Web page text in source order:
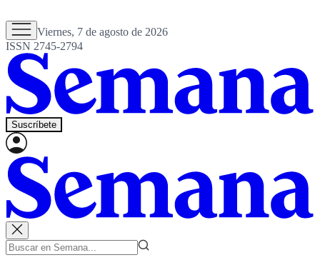
Viernes, 7 de agosto de 2026
ISSN 2745-2794
Suscríbete